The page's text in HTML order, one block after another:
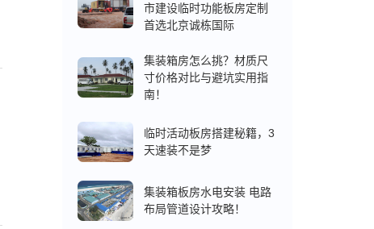
市建设临时功能板房定制
首选北京诚栋国际
集装箱房怎么挑？材质尺
寸价格对比与避坑实用指
南！
临时活动板房搭建秘籍，3
天速装不是梦
集装箱板房水电安装 电路
布局管道设计攻略！